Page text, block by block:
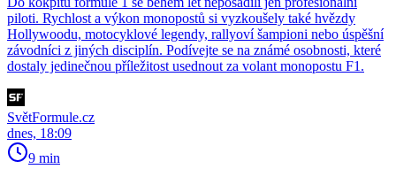
piloti. Rychlost a výkon monopostů si vyzkoušely také hvězdy
Hollywoodu, motocyklové legendy, rallyoví šampioni nebo úspěšní
závodníci z jiných disciplín. Podívejte se na známé osobnosti, které
dostaly jedinečnou příležitost usednout za volant monopostu F1.
SvětFormule.cz
dnes, 18:09
9 min